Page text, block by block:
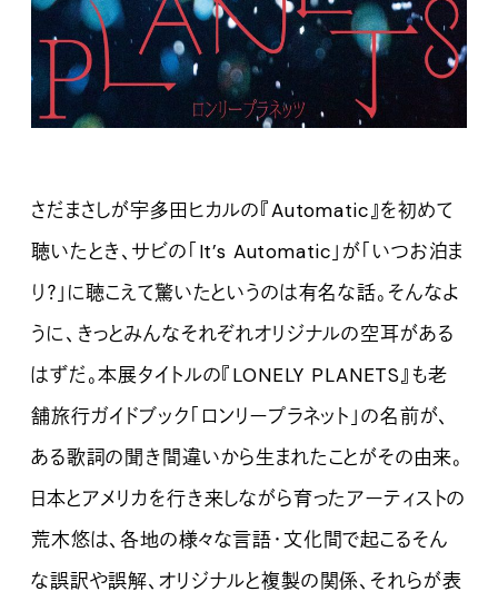
さだまさしが宇多田ヒカルの『Automatic』を初めて
聴いたとき、サビの「It’s Automatic」が「いつお泊ま
り？」に聴こえて驚いたというのは有名な話。そんなよ
うに、きっとみんなそれぞれオリジナルの空耳がある
はずだ。本展タイトルの『LONELY PLANETS』も老
舗旅行ガイドブック「ロンリープラネット」の名前が、
ある歌詞の聞き間違いから生まれたことがその由来。
日本とアメリカを行き来しながら育ったアーティストの
荒木悠は、各地の様々な言語・文化間で起こるそん
な誤訳や誤解、オリジナルと複製の関係、それらが表